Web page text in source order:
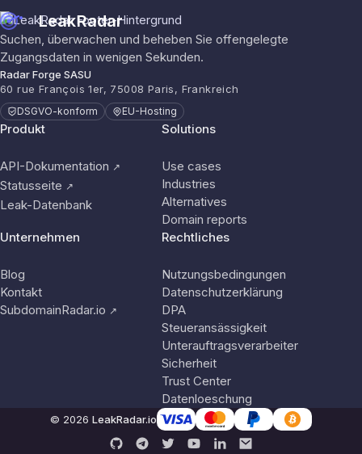
LeakRadar
Suchen, überwachen und beheben Sie offengelegte
Zugangsdaten in wenigen Sekunden.
Radar Forge SASU
60 rue François 1er, 75008 Paris, Frankreich
DSGVO-konform EU-Hosting
Produkt
API-Dokumentation ↗
Statusseite ↗
Leak-Datenbank
Solutions
Use cases
Industries
Alternatives
Domain reports
Unternehmen
Blog
Kontakt
SubdomainRadar.io ↗
Rechtliches
Nutzungsbedingungen
Datenschutzerklärung
DPA
Steueransässigkeit
Unterauftragsverarbeiter
Sicherheit
Trust Center
Datenloeschung
© 2026 LeakRadar.io